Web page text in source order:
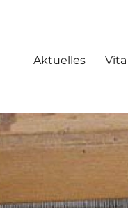
Aktuelles Vita